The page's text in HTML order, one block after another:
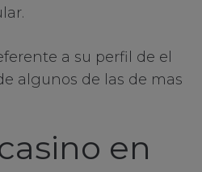
a su perfil de el
algunos de las de mas
en